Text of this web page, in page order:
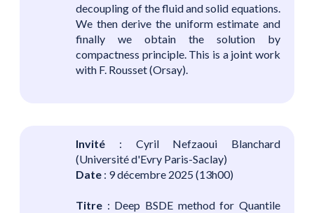
decoupling of the fluid and solid equations.
We then derive the uniform estimate and
finally we obtain the solution by
compactness principle. This is a joint work
with F. Rousset (Orsay).
Invité : Cyril Nefzaoui Blanchard
(Université d'Evry Paris-Saclay)
Date : 9 décembre 2025 (13h00)
Titre : Deep BSDE method for Quantile